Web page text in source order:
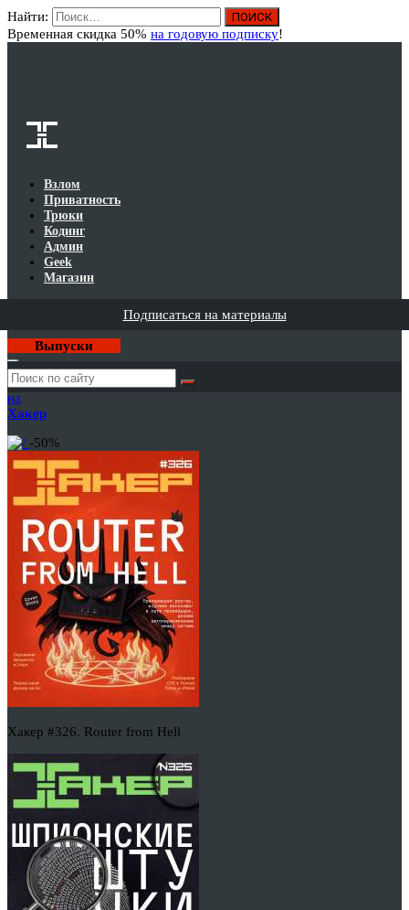
Найти:
Временная скидка 50% на годовую подписку!
Взлом
Приватность
Трюки
Кодинг
Админ
Geek
Магазин
Подписаться на материалы
Выпуски
Годовая
подписка
на
Хакер
-50%
Хакер #326. Router from Hell